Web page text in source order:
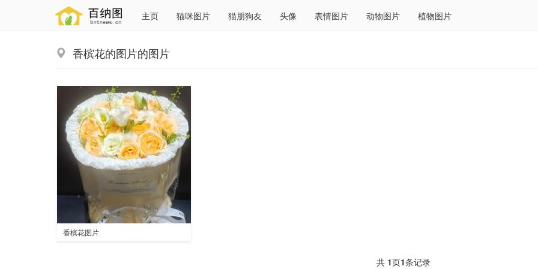
主页 猫咪图片 猫朋狗友 头像 表情图片 动物图片 植物图片
香槟花的图片的图片
香槟花图片
共 1页1条记录